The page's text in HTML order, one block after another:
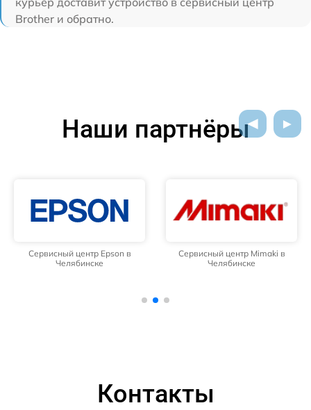
Brother и обратно.
Наши партнёры
Сервисный центр Epson в
Челябинске
Сервисный центр Mimaki в
Челябинске
Контакты